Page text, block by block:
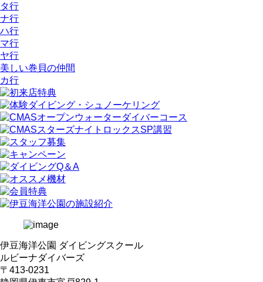
タ行
ナ行
ハ行
マ行
ヤ行
美しい巻貝の仲間
カ行
伊豆海洋公園 ダイビングスクール
ルビーナダイバーズ
〒413-0231